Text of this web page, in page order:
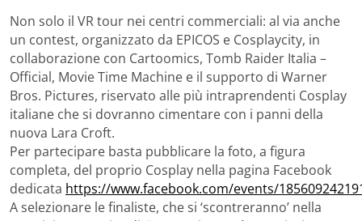
Non solo il VR tour nei centri commerciali: al via anche
un contest, organizzato da EPICOS e Cosplaycity, in
collaborazione con Cartoomics, Tomb Raider Italia –
Official, Movie Time Machine e il supporto di Warner
Bros. Pictures, riservato alle più intraprendenti Cosplay
italiane che si dovranno cimentare con i panni della
nuova Lara Croft.
Per partecipare basta pubblicare la foto, a figura
completa, del proprio Cosplay nella pagina Facebook
dedicata https://www.facebook.com/events/
A selezionare le finaliste, che si ‘scontreranno’ nella